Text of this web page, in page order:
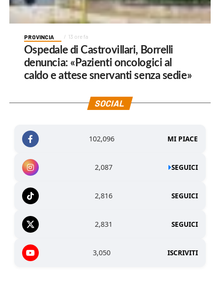
PROVINCIA 13 ore fa
Ospedale di Castrovillari, Borrelli
denuncia: «Pazienti oncologici al
caldo e attese snervanti senza sedie»
SOCIAL
102,096 MI PIACE
2,087 SEGUICI
2,816 SEGUICI
2,831 SEGUICI
3,050 ISCRIVITI